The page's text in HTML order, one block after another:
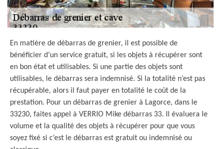
En matière de débarras de grenier, il est possible de
bénéficier d’un service gratuit, si les objets à récupérer sont
en bon état et utilisables. Si une partie des objets sont
utilisables, le débarras sera indemnisé. Si la totalité n’est pas
récupérable, alors il faut payer en totalité le coût de la
prestation. Pour un débarras de grenier à Lagorce, dans le
33230, faites appel à VERRIO Mike débarras 33. Il évaluera le
volume et la qualité des objets à récupérer pour que vous
soyez fixé si c’est le débarras est gratuit ou indemnisé ou